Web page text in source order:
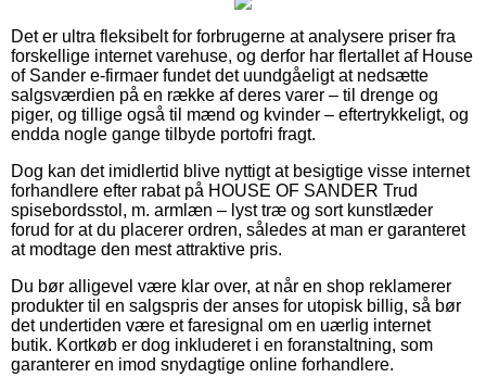
Det er ultra fleksibelt for forbrugerne at analysere priser fra
forskellige internet varehuse, og derfor har flertallet af House
of Sander e-firmaer fundet det uundgåeligt at nedsætte
salgsværdien på en række af deres varer – til drenge og
piger, og tillige også til mænd og kvinder – eftertrykkeligt, og
endda nogle gange tilbyde portofri fragt.
Dog kan det imidlertid blive nyttigt at besigtige visse internet
forhandlere efter rabat på HOUSE OF SANDER Trud
spisebordsstol, m. armlæn – lyst træ og sort kunstlæder
forud for at du placerer ordren, således at man er garanteret
at modtage den mest attraktive pris.
Du bør alligevel være klar over, at når en shop reklamerer
produkter til en salgspris der anses for utopisk billig, så bør
det undertiden være et faresignal om en uærlig internet
butik. Kortkøb er dog inkluderet i en foranstaltning, som
garanterer en imod snydagtige online forhandlere.